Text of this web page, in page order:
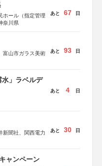
ホール（指定管理
奈川県
あと 67 日
富山市ガラス美術
あと 93 日
水」ラベルデ
あと 4 日
新聞社、関西電力
あと 30 日
ャンペーン